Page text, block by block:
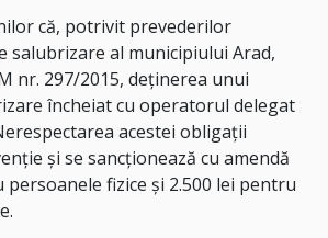
că, potrivit prevederilor
salubrizare al municipiului Arad,
nr. 297/2015, deținerea unui
încheiat cu operatorul delegat
acestei obligații
și se sancționează cu amendă
persoanele fizice și 2.500 lei pentru